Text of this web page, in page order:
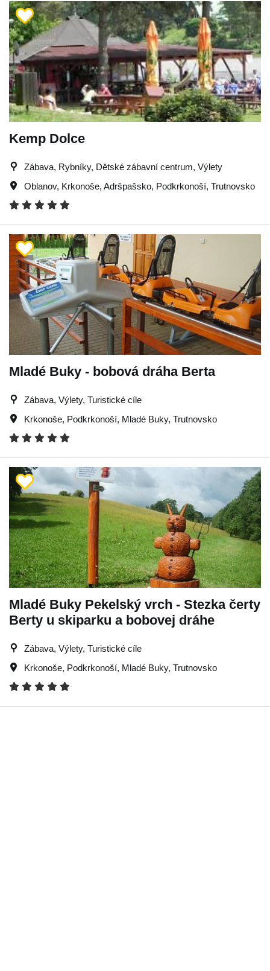
Kemp Dolce
Zábava, Rybníky, Dětské zábavní centrum, Výlety
Oblanov, Krkonoše, Adršpašsko, Podkrkonoší, Trutnovsko
Mladé Buky - bobová dráha Berta
Zábava, Výlety, Turistické cíle
Krkonoše, Podkrkonoší, Mladé Buky, Trutnovsko
Mladé Buky Pekelský vrch - Stezka čerty
Berty u skiparku a bobovej dráhe
Zábava, Výlety, Turistické cíle
Krkonoše, Podkrkonoší, Mladé Buky, Trutnovsko